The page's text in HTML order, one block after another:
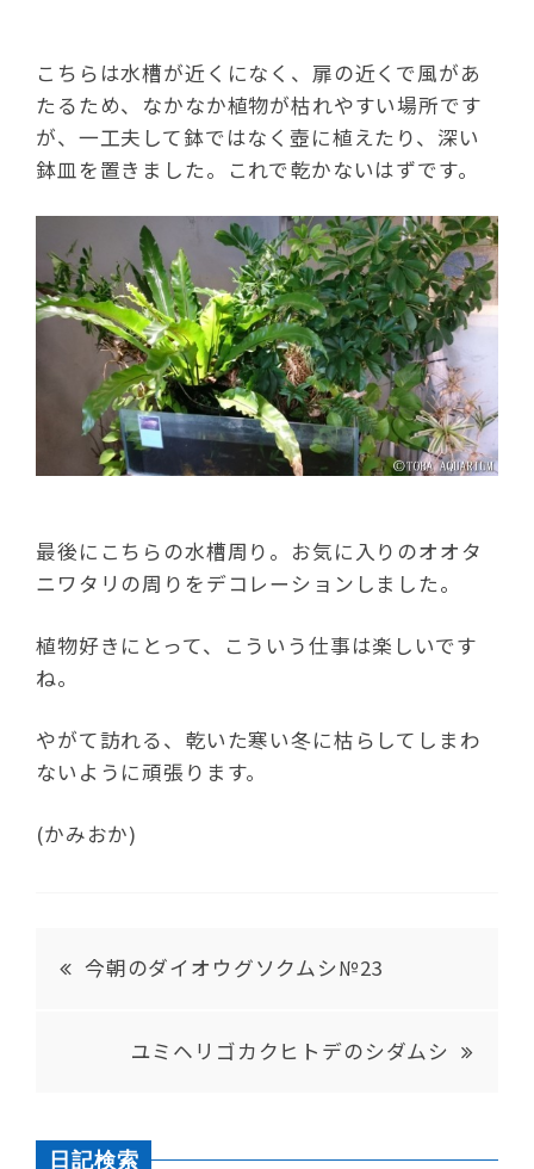
こちらは水槽が近くになく、扉の近くで風があ
たるため、なかなか植物が枯れやすい場所です
が、一工夫して鉢ではなく壺に植えたり、深い
鉢皿を置きました。これで乾かないはずです。
最後にこちらの水槽周り。お気に入りのオオタ
ニワタリの周りをデコレーションしました。
植物好きにとって、こういう仕事は楽しいです
ね。
やがて訪れる、乾いた寒い冬に枯らしてしまわ
ないように頑張ります。
(かみおか)
今朝のダイオウグソクムシ№23
ユミヘリゴカクヒトデのシダムシ
日記検索